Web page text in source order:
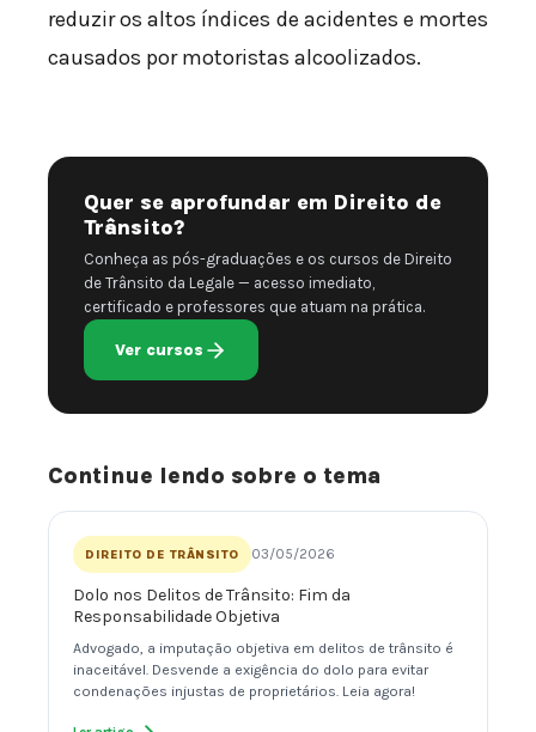
reduzir os altos índices de acidentes e mortes
causados por motoristas alcoolizados.
Quer se aprofundar em Direito de
Trânsito?
Conheça as pós-graduações e os cursos de Direito
de Trânsito da Legale — acesso imediato,
certificado e professores que atuam na prática.
Ver cursos
Continue lendo sobre o tema
DIREITO DE TRÂNSITO 03/05/2026
Dolo nos Delitos de Trânsito: Fim da
Responsabilidade Objetiva
Advogado, a imputação objetiva em delitos de trânsito é
inaceitável. Desvende a exigência do dolo para evitar
condenações injustas de proprietários. Leia agora!